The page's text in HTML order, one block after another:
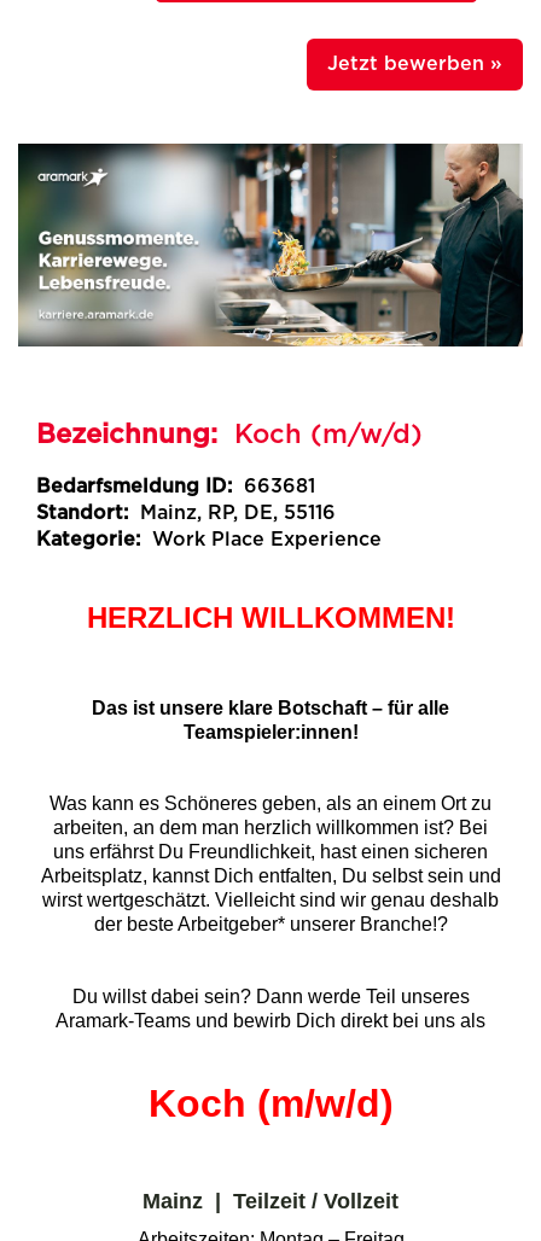
Jetzt bewerben »
Bezeichnung: Koch (m/w/d)
Bedarfsmeldung ID: 663681
Standort:
Mainz, RP, DE, 55116
Kategorie: Work Place Experience
HERZLICH WILLKOMMEN!
Das ist unsere klare Botschaft – für alle
Teamspieler:innen!
Was kann es Schöneres geben, als an einem Ort zu
arbeiten, an dem man herzlich willkommen ist? Bei
uns erfährst Du Freundlichkeit, hast einen sicheren
Arbeitsplatz, kannst Dich entfalten, Du selbst sein und
wirst wertgeschätzt. Vielleicht sind wir genau deshalb
der beste Arbeitgeber* unserer Branche!?
Du willst dabei sein? Dann werde Teil unseres
Aramark-Teams und bewirb Dich direkt bei uns als
Koch (m/w/d)
Mainz | Teilzeit / Vollzeit